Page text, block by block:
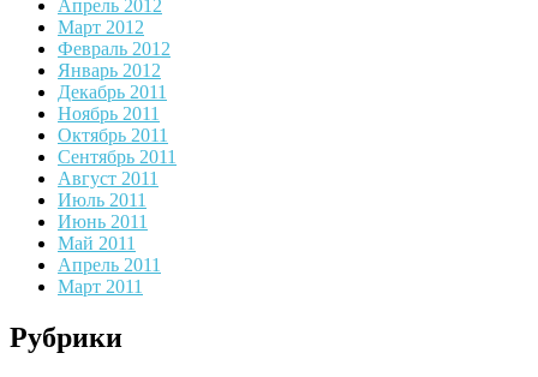
Апрель 2012
Март 2012
Февраль 2012
Январь 2012
Декабрь 2011
Ноябрь 2011
Октябрь 2011
Сентябрь 2011
Август 2011
Июль 2011
Июнь 2011
Май 2011
Апрель 2011
Март 2011
Рубрики